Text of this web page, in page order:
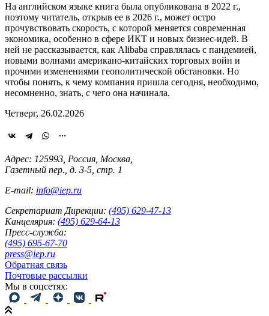
На английском языке книга была опубликована в 2022 г.,
поэтому читатель, открыв ее в 2026 г., может остро
прочувствовать скорость, с которой меняется современная
экономика, особенно в сфере ИКТ и новых бизнес-идей. В
ней не рассказывается, как Alibaba справлялась с пандемией,
новыми волнами американо-китайских торговых войн и
прочими изменениями геополитической обстановки. Но
чтобы понять, к чему компания пришла сегодня, необходимо,
несомненно, знать, с чего она начинала.
Четверг, 26.02.2026
Адрес: 125993, Россия, Москва,
Газетный пер., д. 3-5, стр. 1
E-mail: info@iep.ru
Секретариат Дирекции: (495) 629-47-13
Канцелярия: (495) 629-64-13
Пресс-служба:
(495) 695-67-70
press@iep.ru
Обратная связь
Почтовые рассылки
Мы в соцсетях: